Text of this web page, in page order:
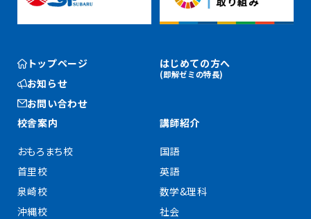
トップページ
お知らせ
お問い合わせ
はじめての方へ
(即解ゼミの特長)
校舎案内
おもろまち校
首里校
泉崎校
沖縄校
講師紹介
国語
英語
数学&理科
社会